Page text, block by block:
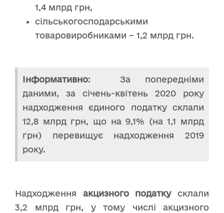
1,4 млрд грн,
сільськогосподарськими
товаровиробниками – 1,2 млрд грн.
Інформативно: За попередніми
даними, за січень-квітень 2020 року
надходження єдиного податку склали
12,8 млрд грн, що на 9,1% (на 1,1 млрд
грн) перевищує надходження 2019
року.
Надходження акцизного податкусклали
3,2 млрд грн, у тому числі акцизного